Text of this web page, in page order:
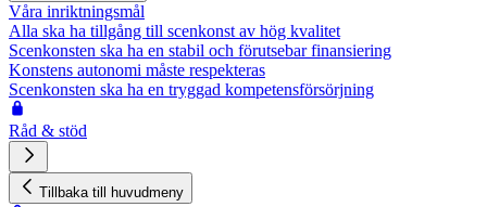
Våra inriktningsmål
Alla ska ha tillgång till scenkonst av hög kvalitet
Scenkonsten ska ha en stabil och förutsebar finansiering
Konstens autonomi måste respekteras
Scenkonsten ska ha en tryggad kompetensförsörjning
Råd & stöd
Tillbaka till huvudmeny